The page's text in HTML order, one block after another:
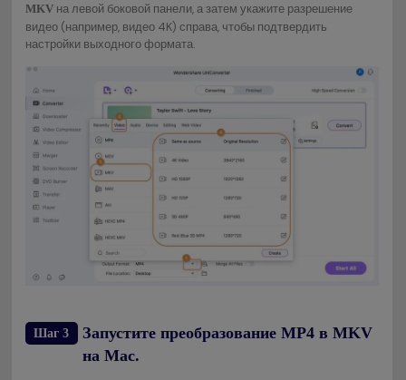
MKVна левой боковой панели, а затем укажите разрешение
видео (например, видео 4K) справа, чтобы подтвердить
настройки выходного формата.
Шаг 3
Запустите преобразование MP4 в MKV
на Mac.